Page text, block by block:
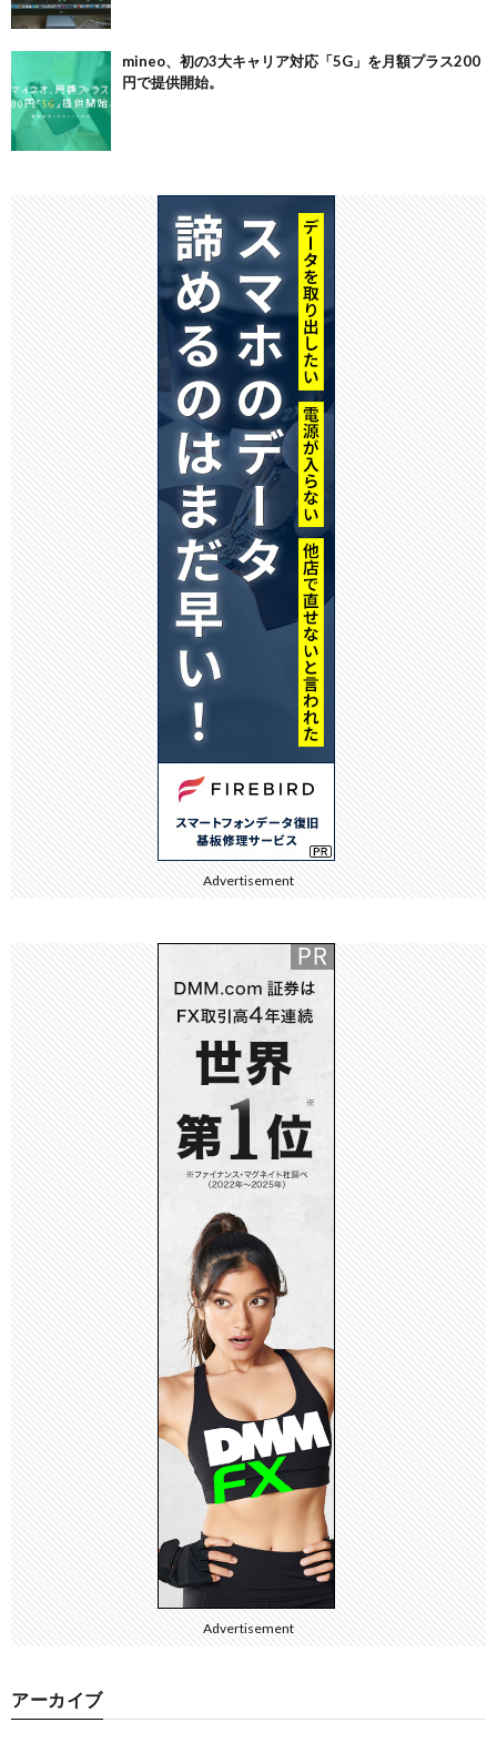
mineo、初の3大キャリア対応「5G」を月額プラス200
円で提供開始。
Advertisement
Advertisement
アーカイブ